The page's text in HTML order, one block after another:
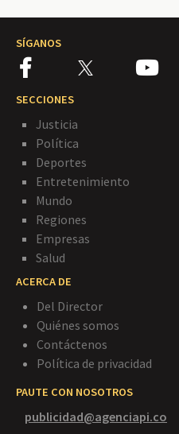
SÍGANOS
SECCIONES
Justicia
Política
Deportes
Entretenimiento
Mundo
Regiones
Empresas
Salud
ACERCA DE
Del Director
Quiénes somos
Contáctenos
Política de privacidad
PAUTE CON NOSOTROS
publicidad@agenciapi.co